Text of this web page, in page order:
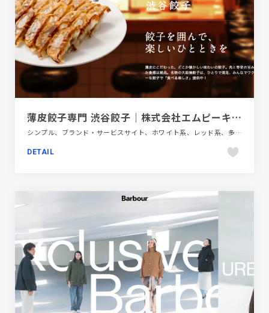
薄皮餃子専門 渋谷餃子｜株式会社エムピーキッチン
シンプル、ブランド・サービスサイト、ホワイト系、レッド系、多言語対応、大きめ写真、施設・店舗サイト、飲料・食品、飲食店・グルメ・ウェディング
DETAIL